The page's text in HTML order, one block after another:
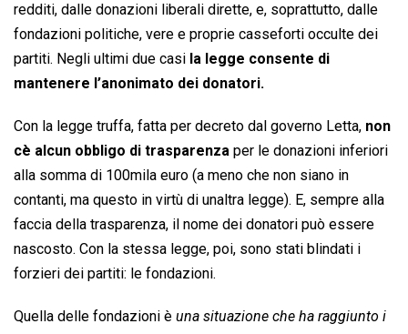
redditi, dalle donazioni liberali dirette, e, soprattutto, dalle
fondazioni politiche, vere e proprie casseforti occulte dei
partiti. Negli ultimi due casi la legge consente di
mantenere l’anonimato dei donatori.
Con la legge truffa, fatta per decreto dal governo Letta, non
cè alcun obbligo di trasparenza per le donazioni inferiori
alla somma di 100mila euro (a meno che non siano in
contanti, ma questo in virtù di unaltra legge). E, sempre alla
faccia della trasparenza, il nome dei donatori può essere
nascosto. Con la stessa legge, poi, sono stati blindati i
forzieri dei partiti: le fondazioni.
Quella delle fondazioni è  una situazione che ha raggiunto i